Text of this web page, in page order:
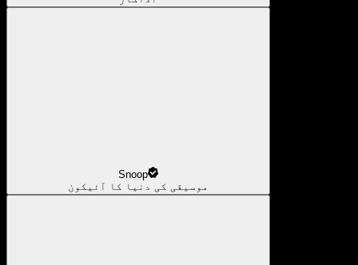
Snoop
موسیقی کی دنیا کا آئیکون